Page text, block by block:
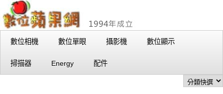
數位相機 數位單眼 攝影機 數位顯示
掃描器 Energy 配件